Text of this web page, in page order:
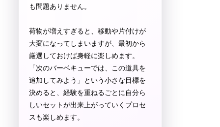
も問題ありません。
荷物が増えすぎると、移動や片付けが
大変になってしまいますが、最初から
厳選しておけば身軽に楽しめます。
「次のバーベキューでは、この道具を
追加してみよう」という小さな目標を
決めると、経験を重ねるごとに自分ら
しいセットが出来上がっていくプロセ
スも楽しめます。